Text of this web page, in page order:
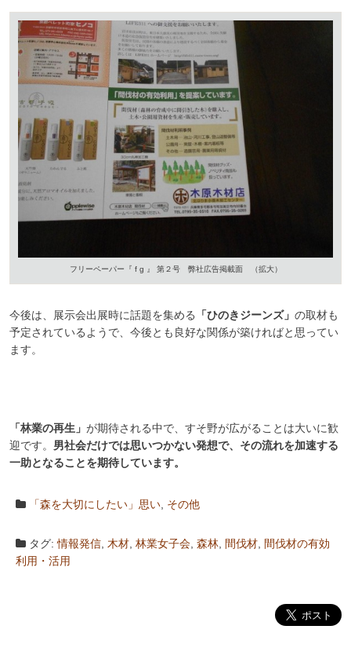
フリーペーパー『 f g 』 第２号 弊社広告掲載面 （拡大）
今後は、展示会出展時に話題を集める 「ひのきジーンズ」 の取材も
予定されているようで、今後とも良好な関係が築ければと思ってい
ます。
「林業の再生」 が期待される中で、すそ野が広がることは大いに歓
迎です。 男社会だけでは思いつかない発想で、その流れを加速する
一助となることを期待しています。
「森を大切にしたい」思い その他
タグ:情報発信 木材 林業女子会 森林 間伐材 間伐材の有効
利用・活用